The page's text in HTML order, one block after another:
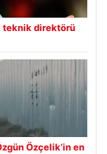
teknik direktörü
Özçelik’in en